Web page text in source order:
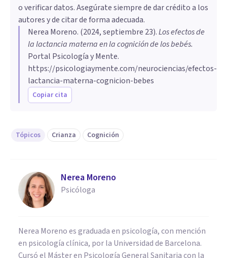
o verificar datos. Asegúrate siempre de dar crédito a los
autores y de citar de forma adecuada.
Nerea Moreno. (2024, septiembre 23).Los efectos de
la lactancia materna en la cognición de los bebés.
Portal Psicología y Mente.
https://psicologiaymente.com/neurociencias/efectos-
lactancia-materna-cognicion-bebes
Copiar cita
Tópicos Crianza Cognición
Nerea Moreno
Psicóloga
Nerea Moreno es graduada en psicología, con mención
en psicología clínica, por la Universidad de Barcelona.
Cursó el Máster en Psicología General Sanitaria con la